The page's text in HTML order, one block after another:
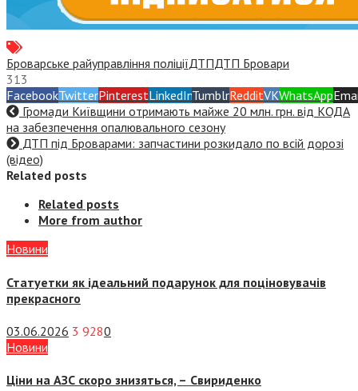
Броварське райуправління поліціїДТПДТП Бровари
313
FacebookTwitterPinterestLinkedInTumblrRedditVKWhatsApp
Громади Київщини отримають майже 20 млн. грн. від КОДА
на забезпечення опалювального сезону
ДТП під Броварами: запчастини розкидало по всій дорозі
(відео)
Related posts
Related posts
More from author
Новини
Статуетки як ідеальний подарунок для поціновувачів
прекрасного
03.06.2026 3 9280
Новини
Ціни на АЗС скоро знизяться, – Свириденко